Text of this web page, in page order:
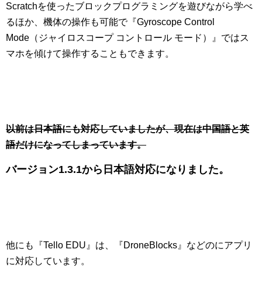
Scratchを使ったブロックプログラミングを遊びながら学べ
るほか、機体の操作も可能で『Gyroscope Control
Mode（ジャイロスコープ コントロール モード）』ではス
マホを傾けて操作することもできます。
以前は日本語にも対応していましたが、現在は中国語と英
語だけになってしまっています。
バージョン1.3.1から日本語対応になりました。
他にも『Tello EDU』は、『DroneBlocks』などのにアプリ
に対応しています。